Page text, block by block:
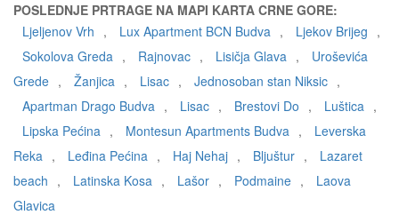
POSLEDNJE PRTRAGE NA MAPI KARTA CRNE GORE:
Ljeljenov Vrh , Lux Apartment BCN Budva , Ljekov Brijeg ,
Sokolova Greda , Rajnovac , Lisičja Glava ,
Uroševića
Grede , Žanjica , Lisac , Jednosoban stan Niksic ,
Apartman Drago Budva , Lisac , Brestovi Do , Luštica ,
Lipska Pećina , Montesun Apartments Budva ,
Leverska
Reka , Leđina Pećina , Haj Nehaj , Bljuštur ,
Lazaret
beach , Latinska Kosa , Lašor , Podmaine ,
Laova
Glavica